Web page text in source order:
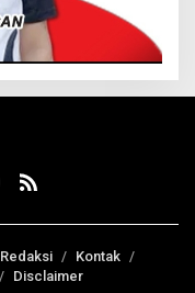
Redaksi
Kontak
Disclaimer